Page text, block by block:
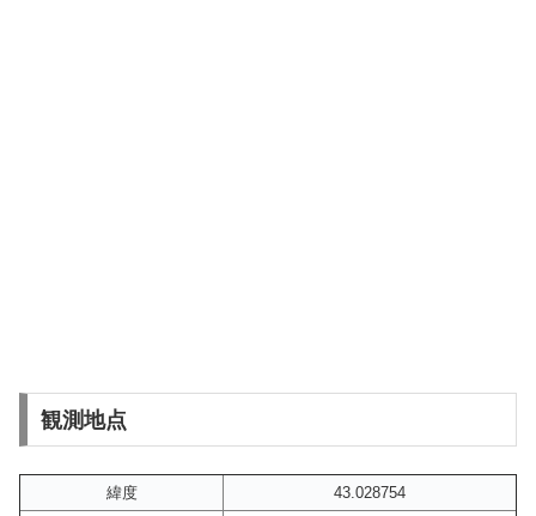
観測地点
緯度 43.028754